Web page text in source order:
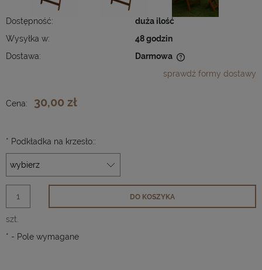
Dostępność:
duża ilość
Wysyłka w:
48 godzin
Dostawa:
Darmowa
sprawdź formy dostawy
Cena: 30,00 zł
* Podkładka na krzesło::
szt.
DO KOSZYKA
* - Pole wymagane